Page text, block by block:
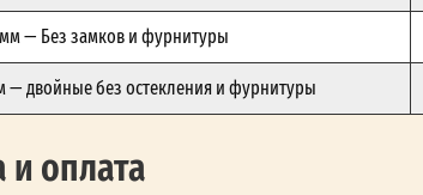
— Без замков и фурнитуры
— двойные без остекления и фурнитуры
и оплата